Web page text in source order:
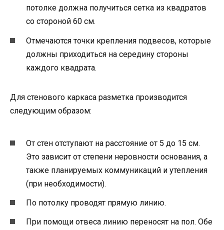
потолке должна получиться сетка из квадратов
со стороной 60 см.
Отмечаются точки крепления подвесов, которые
должны приходиться на середину стороны
каждого квадрата.
Для стенового каркаса разметка производится
следующим образом:
От стен отступают на расстояние от 5 до 15 см.
Это зависит от степени неровности основания, а
также планируемых коммуникаций и утепления
(при необходимости).
По потолку проводят прямую линию.
При помощи отвеса линию переносят на пол. Обе